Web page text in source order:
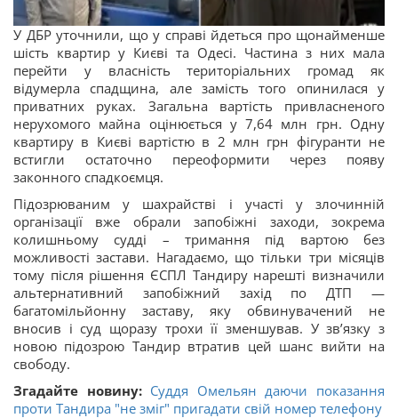
У ДБР уточнили, що у справі йдеться про щонайменше
шість квартир у Києві та Одесі. Частина з них мала
перейти у власність територіальних громад як
відумерла спадщина, але замість того опинилася у
приватних руках. Загальна вартість привласненого
нерухомого майна оцінюється у 7,64 млн грн. Одну
квартиру в Києві вартістю в 2 млн грн фігуранти не
встигли остаточно переоформити через появу
законного спадкоємця.
Підозрюваним у шахрайстві і участі у злочинній
організації вже обрали запобіжні заходи, зокрема
колишньому судді – тримання під вартою без
можливості застави. Нагадаємо, що тільки три місяців
тому після рішення ЄСПЛ Тандиру нарешті визначили
альтернативний запобіжний захід по ДТП —
багатомільйонну заставу, яку обвинувачений не
вносив і суд щоразу трохи її зменшував. У звʼязку з
новою підозрою Тандир втратив цей шанс вийти на
свободу.
Згадайте новину: Суддя Омельян даючи показання
проти Тандира "не зміг" пригадати свій номер телефону